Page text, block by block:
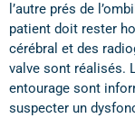
l’autre prés de
patient doit rester
cérébral et des
valve sont réalisés.
entourage sont
suspecter un